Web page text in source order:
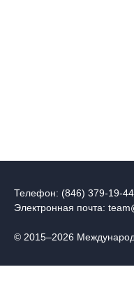
Телефон: (846) 379-19-44
Электронная почта:
© 2015–2026